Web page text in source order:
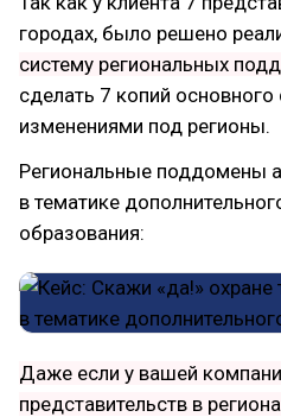
городах, было решено
систему региональных
сделать 7 копий
изменениями под регионы.
Региональные поддомены
в тематике
образования:
Даже если у вашей
представительств в